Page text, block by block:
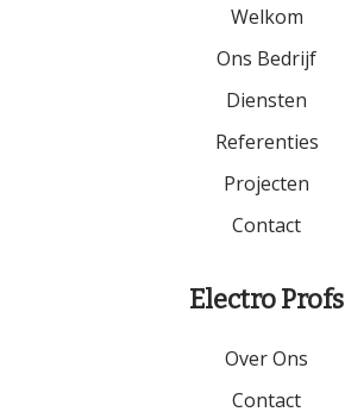
Welkom
Ons Bedrijf
Diensten
Referenties
Projecten
Contact
Electro Profs
Over Ons
Contact